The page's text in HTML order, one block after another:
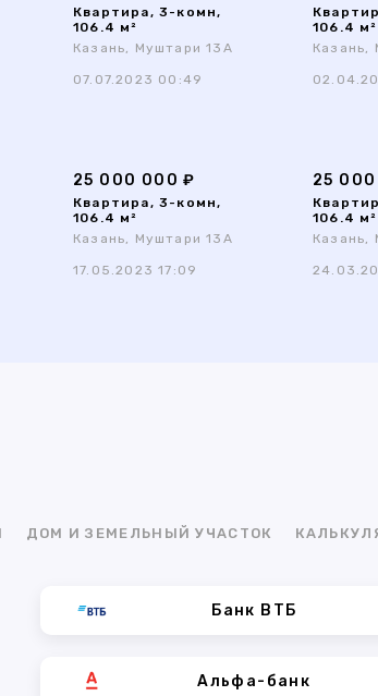
Квартира, 3-комн,
106.4 м²
Казань, Муштари 13А
07.07.2023 00:49
106.4 м²
Казань,
25 000 000 ₽
Квартира, 3-комн,
106.4 м²
Казань, Муштари 13А
17.05.2023 17:09
25
106.4 м²
Казань,
ДОМ И ЗЕМЕЛЬНЫЙ УЧАСТОК
Банк ВТБ
Альфа-банк